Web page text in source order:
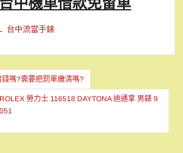
台中流當手錶
嗎?需要把罰單繳清嗎?
勞力士 116518 DAYTONA 迪通拿 男錶 9